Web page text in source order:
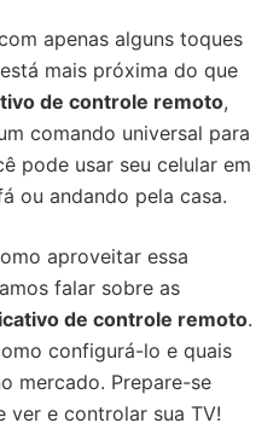
apenas alguns toques
mais próxima do que
de controle remoto,
comando universal para
pode usar seu celular em
ou andando pela casa.
aproveitar essa
falar sobre as
de controle remoto.
configurá-lo e quais
mercado. Prepare-se
ver e controlar sua TV!